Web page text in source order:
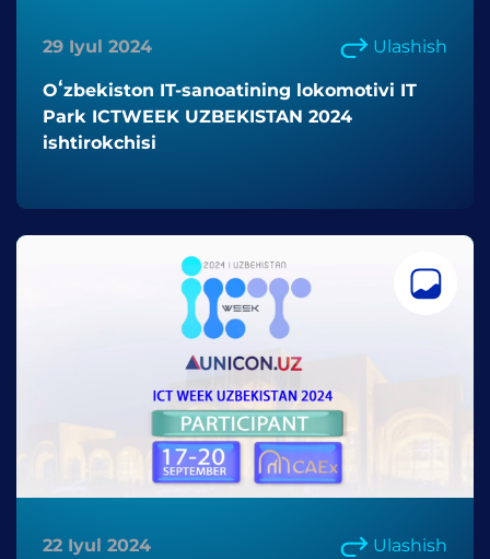
29 Iyul 2024 Ulashish
Oʻzbekiston IT-sanoatining lokomotivi IT
Park ICTWEEK UZBEKISTAN 2024
ishtirokchisi
22 Iyul 2024 Ulashish